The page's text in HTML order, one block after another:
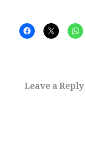
Leave a Reply